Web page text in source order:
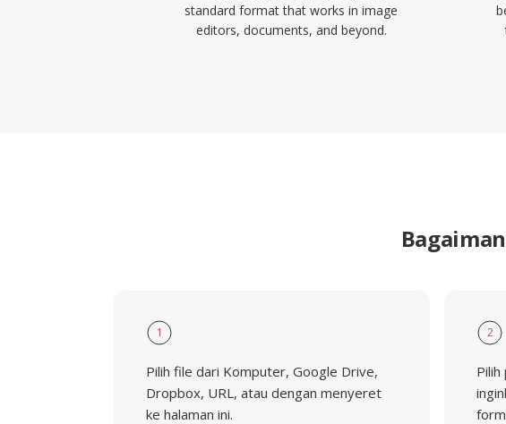
standard format that works in image
editors, documents, and beyond.
1
Pilih file dari Komputer, Google Drive,
Dropbox, URL, atau dengan menyeret
ke halaman ini.
2